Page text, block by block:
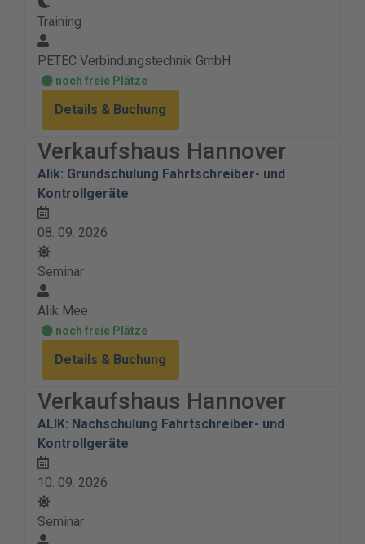
Training
PETEC Verbindungstechnik GmbH
noch freie Plätze
Details & Buchung
Verkaufshaus Hannover
Alik: Grundschulung Fahrtschreiber- und
Kontrollgeräte
08. 09. 2026
Seminar
Alik Mee
noch freie Plätze
Details & Buchung
Verkaufshaus Hannover
ALIK: Nachschulung Fahrtschreiber- und
Kontrollgeräte
10. 09. 2026
Seminar